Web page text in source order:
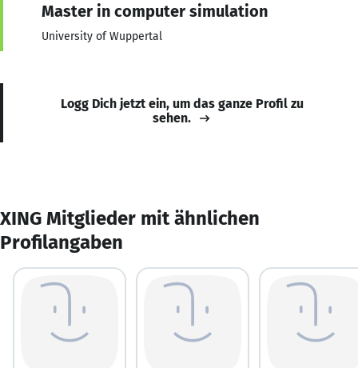
Master in computer simulation
University of Wuppertal
Logg Dich jetzt ein, um das ganze Profil zu
sehen.
XING Mitglieder mit ähnlichen
Profilangaben